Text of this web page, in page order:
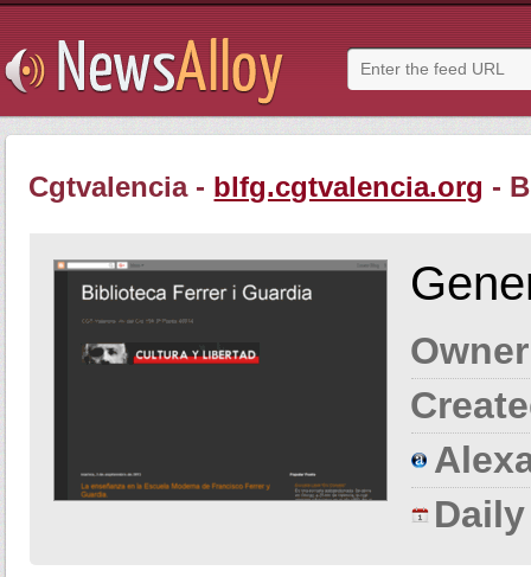
Cgtvalencia - blfg.cgtvalencia.org -